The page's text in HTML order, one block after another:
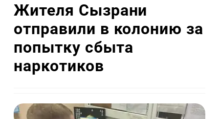
Жителя Сызрани
отправили в колонию за
попытку сбыта
наркотиков